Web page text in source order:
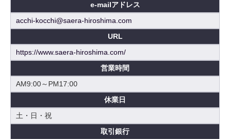
e-mailアドレス
acchi-kocchi@saera-hiroshima.com
URL
https://www.saera-hiroshima.com/
営業時間
AM9:00～PM17:00
休業日
土・日・祝
取引銀行